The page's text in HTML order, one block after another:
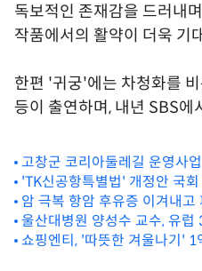
독보적인 존재감을 드러내
작품에서의 활약이 더욱 기
한편 '귀궁'에는 차청화를
등이 출연하며, 내년 SBS에
고창군 코리아둘레길 운영사
2배
'TK신공항특별법' 개정안 국
개월 만
암 극복 항암 후유증 이겨내
성
울산대병원 양성수 교수, 유
쇼핑엔티, '따뜻한 겨울나기'